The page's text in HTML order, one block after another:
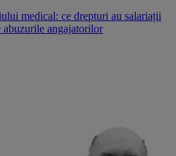
medical: ce drepturi au salariații
abuzurile angajatorilor